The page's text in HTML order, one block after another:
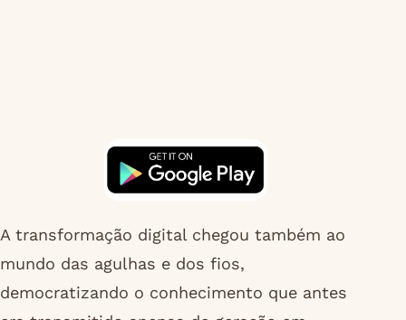
A transformação digital chegou também ao
mundo das agulhas e dos fios,
democratizando o conhecimento que antes